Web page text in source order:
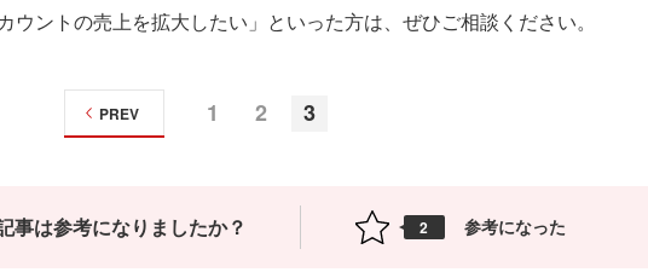
ウントの売上を拡大したい」といった方は、ぜひご相談ください。
1 2 3
PREV
事は参考になりましたか？ 2 参考になった